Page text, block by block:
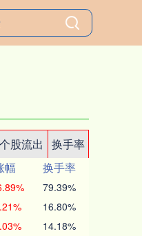
个股流出
换手率
幅
换手率
79.39%
16.80%
14.18%